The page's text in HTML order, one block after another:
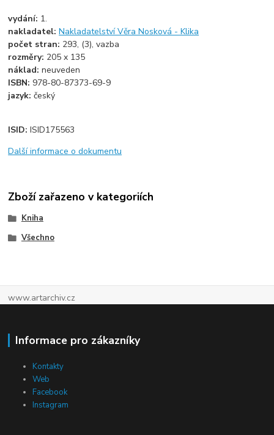
vydání: 1.
nakladatel:Nakladatelství Věra Nosková - Klika
počet stran: 293, (3), vazba
rozměry: 205 x 135
náklad:neuveden
ISBN: 978-80-87373-69-9
jazyk:český
ISID:ISID175563
Další informace o dokumentu
Zboží zařazeno v kategoriích
Kniha
Všechno
www.artarchiv.cz
Informace pro zákazníky
Kontakty
Web
Facebook
Instagram